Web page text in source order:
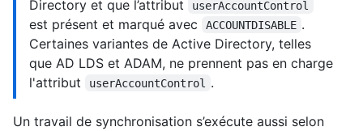
Directory et que l’attribut
userAccountControl
est présent et marqué avec ACCOUNTDISABLE .
Certaines variantes de Active Directory, telles
que AD LDS et ADAM, ne prennent pas en charge
l'attribut
userAccountControl .
Un travail de synchronisation s’exécute aussi selon